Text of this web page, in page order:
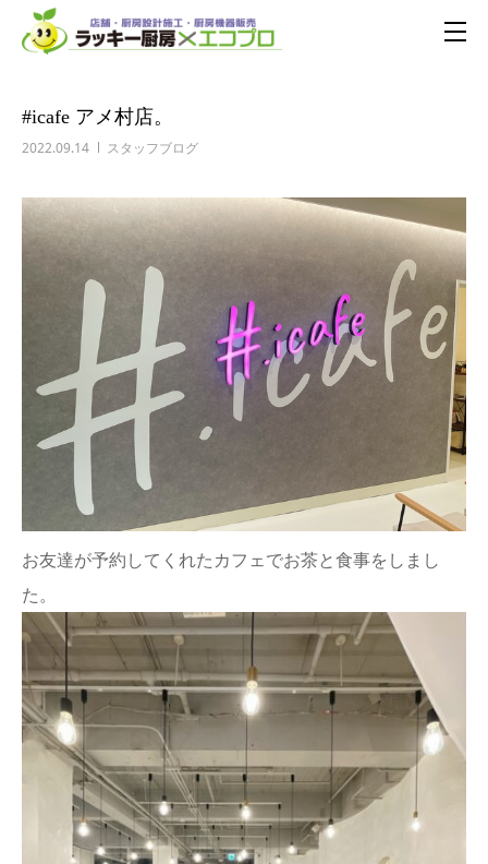
#icafe アメ村店。
2022.09.14 スタッフブログ
お友達が予約してくれたカフェでお茶と食事をしまし
た。